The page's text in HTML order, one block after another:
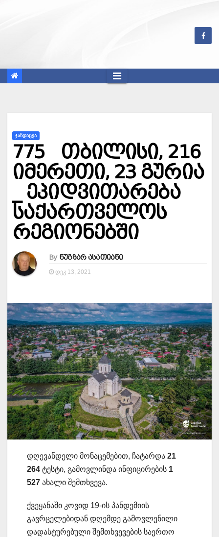
ᲯᲐᲜᲓᲐᲪᲕᲐ
775 თბილისი, 216
იმერეთი, 23 გურია
_ ეპიდვითარება
საქართველოს
რეგიონებში
By ნუგზარ ასათიანი
ᲓᲔᲙ 13, 2021
დღევანდელი მონაცემებით, ჩატარდა 21
264 ტესტი, გამოვლინდა ინფიცირების 1
527 ახალი შემთხვევა.
ქვეყანაში კოვიდ 19-ის პანდემიის
გავრცელებიდან დღემდე გამოვლენილი
დადასტურებული შემთხვევების საერთო